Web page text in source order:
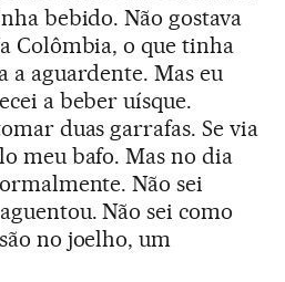
bebido. Não gostava
Colômbia, o que tinha
a aguardente. Mas eu
a beber uísque.
duas garrafas. Se via
meu bafo. Mas no dia
Não sei
Não sei como
no joelho, um